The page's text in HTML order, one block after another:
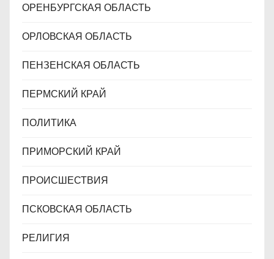
ОРЕНБУРГСКАЯ ОБЛАСТЬ
ОРЛОВСКАЯ ОБЛАСТЬ
ПЕНЗЕНСКАЯ ОБЛАСТЬ
ПЕРМСКИЙ КРАЙ
ПОЛИТИКА
ПРИМОРСКИЙ КРАЙ
ПРОИСШЕСТВИЯ
ПСКОВСКАЯ ОБЛАСТЬ
РЕЛИГИЯ